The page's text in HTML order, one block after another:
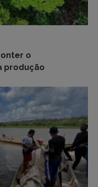
o
produção